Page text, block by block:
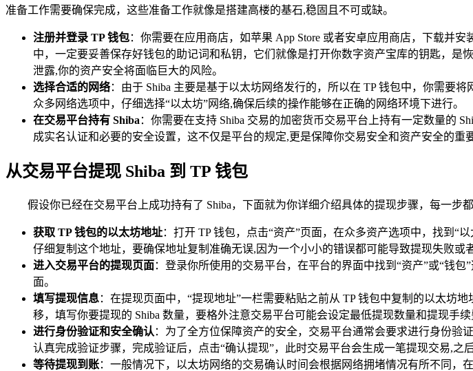
准备工作需要确保完成，这些准备工作就像是搭建高楼的基石,稳固且不可或缺。
注册并登录 TP 钱包：你需要在应用商店，如苹果 App Store 或者安卓应用商店，下载并
中，一定要妥善保存好钱包的助记词和私钥，它们就像是打开你数字资产宝库的钥匙，
泄露,你的资产安全将面临巨大的风险。
选择合适的网络：由于 Shiba 主要是基于以太坊网络发行的，所以在 TP 钱包中，你需要
众多网络选项中，仔细选择“以太坊”网络,确保后续的操作能够在正确的网络环境下进行。
在交易平台持有 Shiba ：你需要在支持 Shiba 交易的加密货币交易平台上持有一定数量的
成实名认证和必要的安全设置，这不仅是平台的规定,更是保障你交易安全和资产安全的重
从交易平台提现 Shiba 到 TP 钱包
假设你已经在交易平台上成功持有了 Shiba，下面就为你详细介绍具体的提现步骤，每一步
获取 TP 钱包的以太坊地址：打开 TP 钱包，点击“资产”页面，在众多资产选项中，找到“
仔细复制这个地址，要确保地址复制准确无误,因为一个小小的错误都可能导致提现失败或
进入交易平台的提现页面：登录你所使用的交易平台，在平台的界面中找到“资产”或“钱
面。
填写提现信息：在提现页面中，“提现地址”一栏需要粘贴之前从 TP 钱包中复制的以太坊
移，填写你要提现的 Shiba 数量，要格外注意交易平台可能会设定最低提现数量和提现手
进行身份验证和安全确认 ：为了全方位保障资产的安全，交易平台通常会要求进行身份验
认真完成验证步骤，完成验证后，点击“确认提现”，此时交易平台会生成一笔提现交易,之
等待提现到账：一般情况下，以太坊网络的交易确认时间会根据网络拥堵情况有所不同